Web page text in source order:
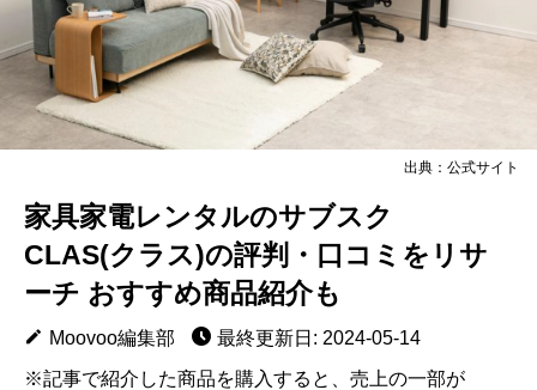
出典：公式サイト
家具家電レンタルのサブスク
CLAS(クラス)の評判・口コミをリサ
ーチ おすすめ商品紹介も
Moovoo編集部
最終更新日: 2024-05-14
※記事で紹介した商品を購入すると、売上の一部が